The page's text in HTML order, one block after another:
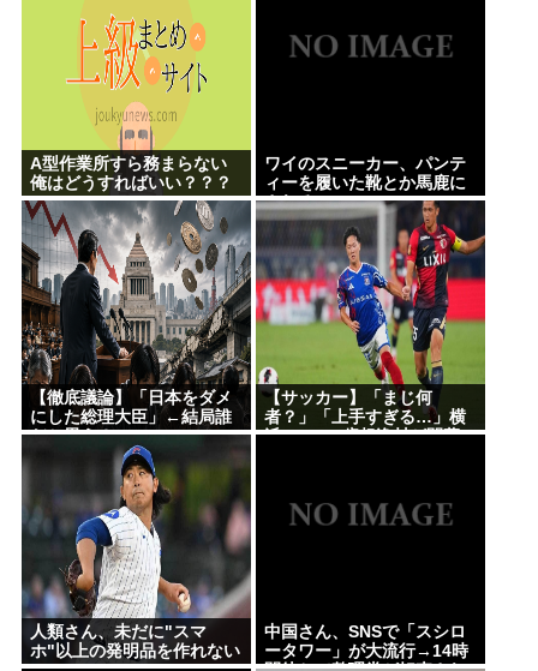
A型作業所すら務まらない
俺はどうすればいい？？？
ワイのスニーカー、パンテ
ィーを履いた靴とか馬鹿に
される
【徹底議論】「日本をダメ
にした総理大臣」←結局誰
だと思う？
【サッカー】「まじ何
者？」「上手すぎる…」横
浜FMの16歳超逸材が開幕J
人類さん、未だに"スマ
ホ"以上の発明品を作れない
中国さん、SNSで「スシロ
ータワー」が大流行→14時